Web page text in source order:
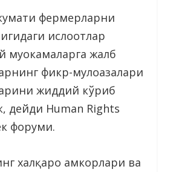
фермерларни
ислоҳотлар
муҳокамаларга жалб
фикр-мулоҳазалари
жиддий кўриб
дейди Human Rights
форуми.
халқаро ҳамкорлари ва